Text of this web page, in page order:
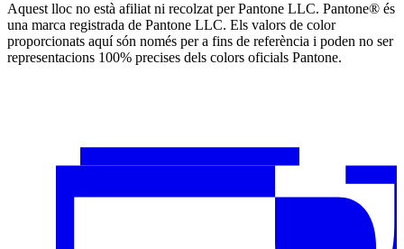
Aquest lloc no està afiliat ni recolzat per Pantone LLC. Pantone® és
una marca registrada de Pantone LLC. Els valors de color
proporcionats aquí són només per a fins de referència i poden no ser
representacions 100% precises dels colors oficials Pantone.